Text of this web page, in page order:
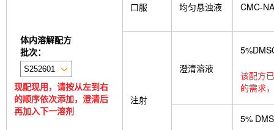
体内溶解配方
批次：
现配现用，请按从左到右
的顺序依次添加，澄清后
再加入下一溶剂
口服 均匀悬浊液 CMC-NA
注射
澄清溶液
该配方
的需求
5%